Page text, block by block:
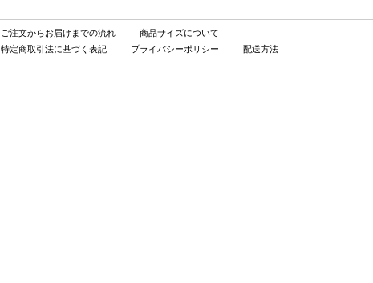
ご注文からお届けまでの流れ
商品サイズについて
特定商取引法に基づく表記
プライバシーポリシー 配送方法